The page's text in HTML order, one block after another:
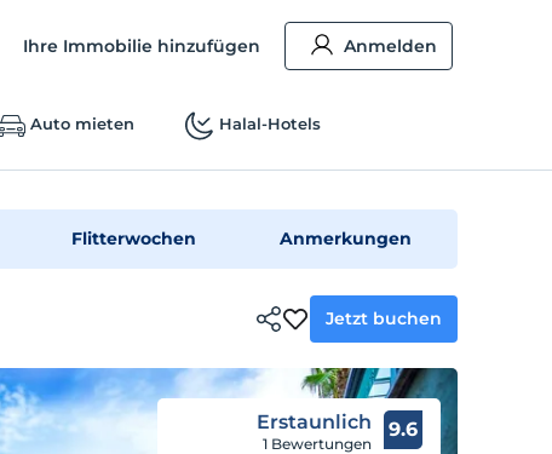
Ihre Immobilie hinzufügen Anmelden
Auto mieten Halal-Hotels
Flitterwochen Anmerkungen
Jetzt buchen
Erstaunlich
1 Bewertungen
9.6